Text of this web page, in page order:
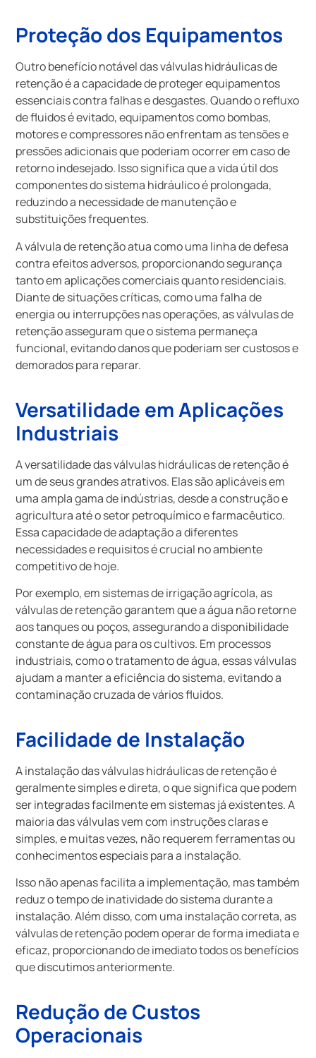
Proteção dos Equipamentos
Outro benefício notável das válvulas hidráulicas de
retenção é a capacidade de proteger equipamentos
essenciais contra falhas e desgastes. Quando o refluxo
de fluidos é evitado, equipamentos como bombas,
motores e compressores não enfrentam as tensões e
pressões adicionais que poderiam ocorrer em caso de
retorno indesejado. Isso significa que a vida útil dos
componentes do sistema hidráulico é prolongada,
reduzindo a necessidade de manutenção e
substituições frequentes.
A válvula de retenção atua como uma linha de defesa
contra efeitos adversos, proporcionando segurança
tanto em aplicações comerciais quanto residenciais.
Diante de situações críticas, como uma falha de
energia ou interrupções nas operações, as válvulas de
retenção asseguram que o sistema permaneça
funcional, evitando danos que poderiam ser custosos e
demorados para reparar.
Versatilidade em Aplicações
Industriais
A versatilidade das válvulas hidráulicas de retenção é
um de seus grandes atrativos. Elas são aplicáveis em
uma ampla gama de indústrias, desde a construção e
agricultura até o setor petroquímico e farmacêutico.
Essa capacidade de adaptação a diferentes
necessidades e requisitos é crucial no ambiente
competitivo de hoje.
Por exemplo, em sistemas de irrigação agrícola, as
válvulas de retenção garantem que a água não retorne
aos tanques ou poços, assegurando a disponibilidade
constante de água para os cultivos. Em processos
industriais, como o tratamento de água, essas válvulas
ajudam a manter a eficiência do sistema, evitando a
contaminação cruzada de vários fluidos.
Facilidade de Instalação
A instalação das válvulas hidráulicas de retenção é
geralmente simples e direta, o que significa que podem
ser integradas facilmente em sistemas já existentes. A
maioria das válvulas vem com instruções claras e
simples, e muitas vezes, não requerem ferramentas ou
conhecimentos especiais para a instalação.
Isso não apenas facilita a implementação, mas também
reduz o tempo de inatividade do sistema durante a
instalação. Além disso, com uma instalação correta, as
válvulas de retenção podem operar de forma imediata e
eficaz, proporcionando de imediato todos os benefícios
que discutimos anteriormente.
Redução de Custos
Operacionais